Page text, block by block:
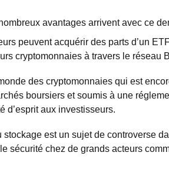
avantages arrivent avec ce
peuvent acquérir des parts d’un
cryptomonnaies à travers le réseau
des cryptomonnaies qui est
boursiers et soumis à une
d’esprit aux investisseurs.
stockage est un sujet de controverse
sécurité chez de grands acteurs